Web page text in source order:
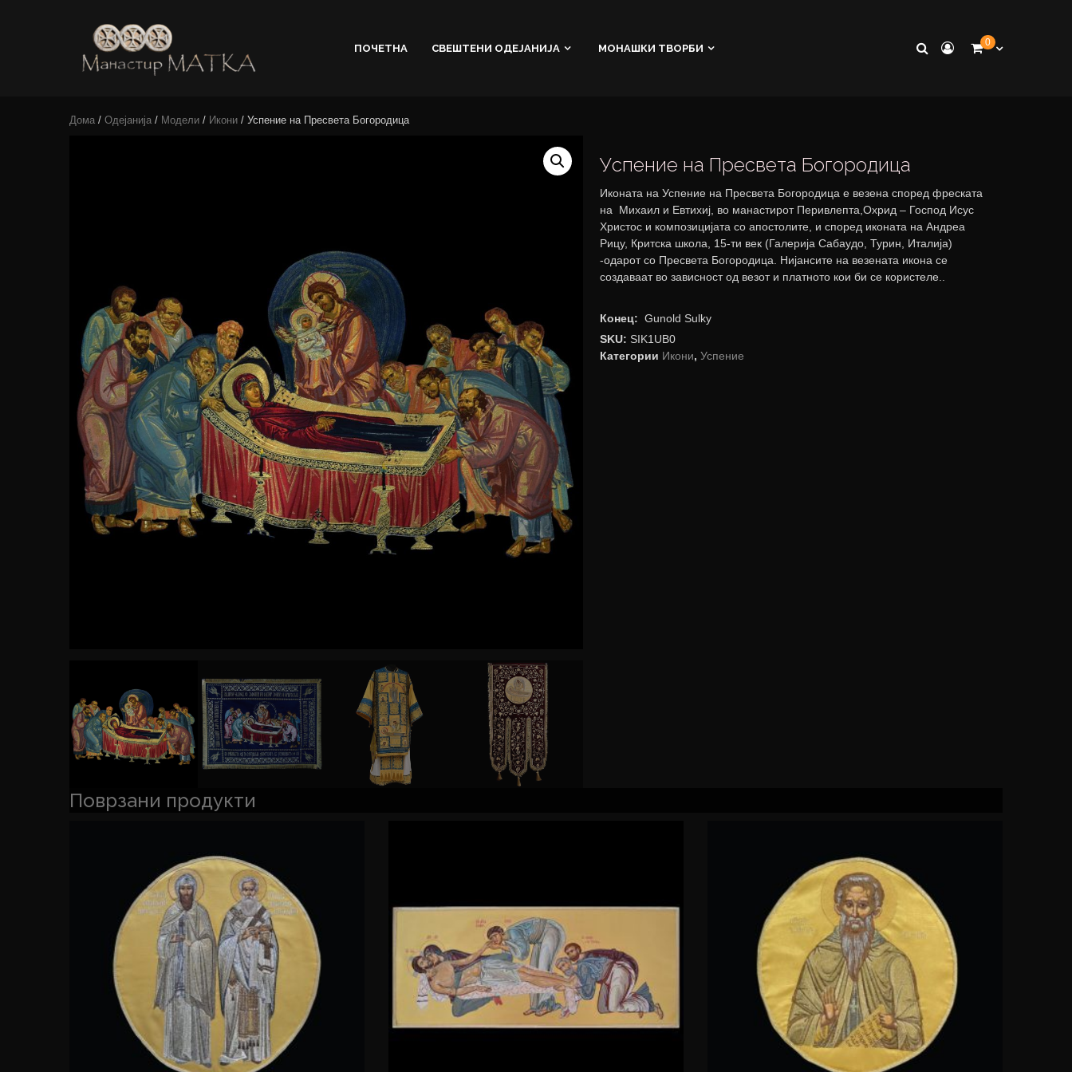
ПОЧЕТНА СВЕШТЕНИ ОДЕЈАНИЈА МОНАШКИ ТВОРБИ 0
Дома / Одејанија / Модели / Икони / Успение на Пресвета Богородица
Успение на Пресвета Богородица
Иконата на Успение на Пресвета Богородица е везена според фреската
на Михаил и Евтихиј, во манастирот Перивлепта,Охрид – Господ Исус
Христос и композицијата со апостолите, и според иконата на Андреа
Рицу, Критска школа, 15-ти век (Галерија Сабаудо, Турин, Италија)
-одарот со Пресвета Богородица. Нијансите на везената икона се
создаваат во зависност од везот и платното кои би се користеле..
Конец: Gunold Sulky
SKU: SIK1UB0
Категории Икони,Успение
Поврзани продукти